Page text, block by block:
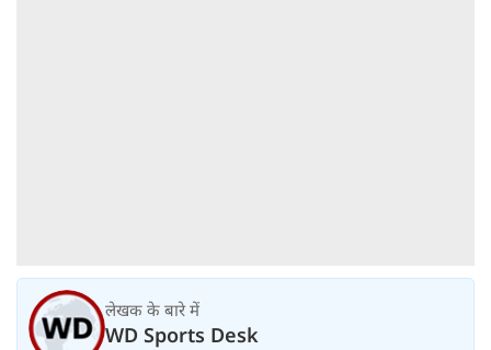
लेखक के बारे में
WD Sports Desk